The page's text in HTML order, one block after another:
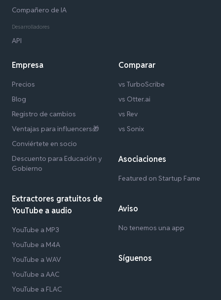
Compañero de IA
Desarrolladores
API
Empresa
Precios
Blog
Registro de cambios
Ventajas para influencers🎁
Conviértete en socio
Descuento para Educación y
Gobierno
Extractores gratuitos de
YouTube a audio
YouTube a MP3
YouTube a M4A
YouTube a WAV
YouTube a AAC
YouTube a FLAC
Comparar
vs TurboScribe
vs Otter.ai
vs Rev
vs Sonix
Asociaciones
Featured on Startup Fame
Aviso
No tenemos una app
Síguenos